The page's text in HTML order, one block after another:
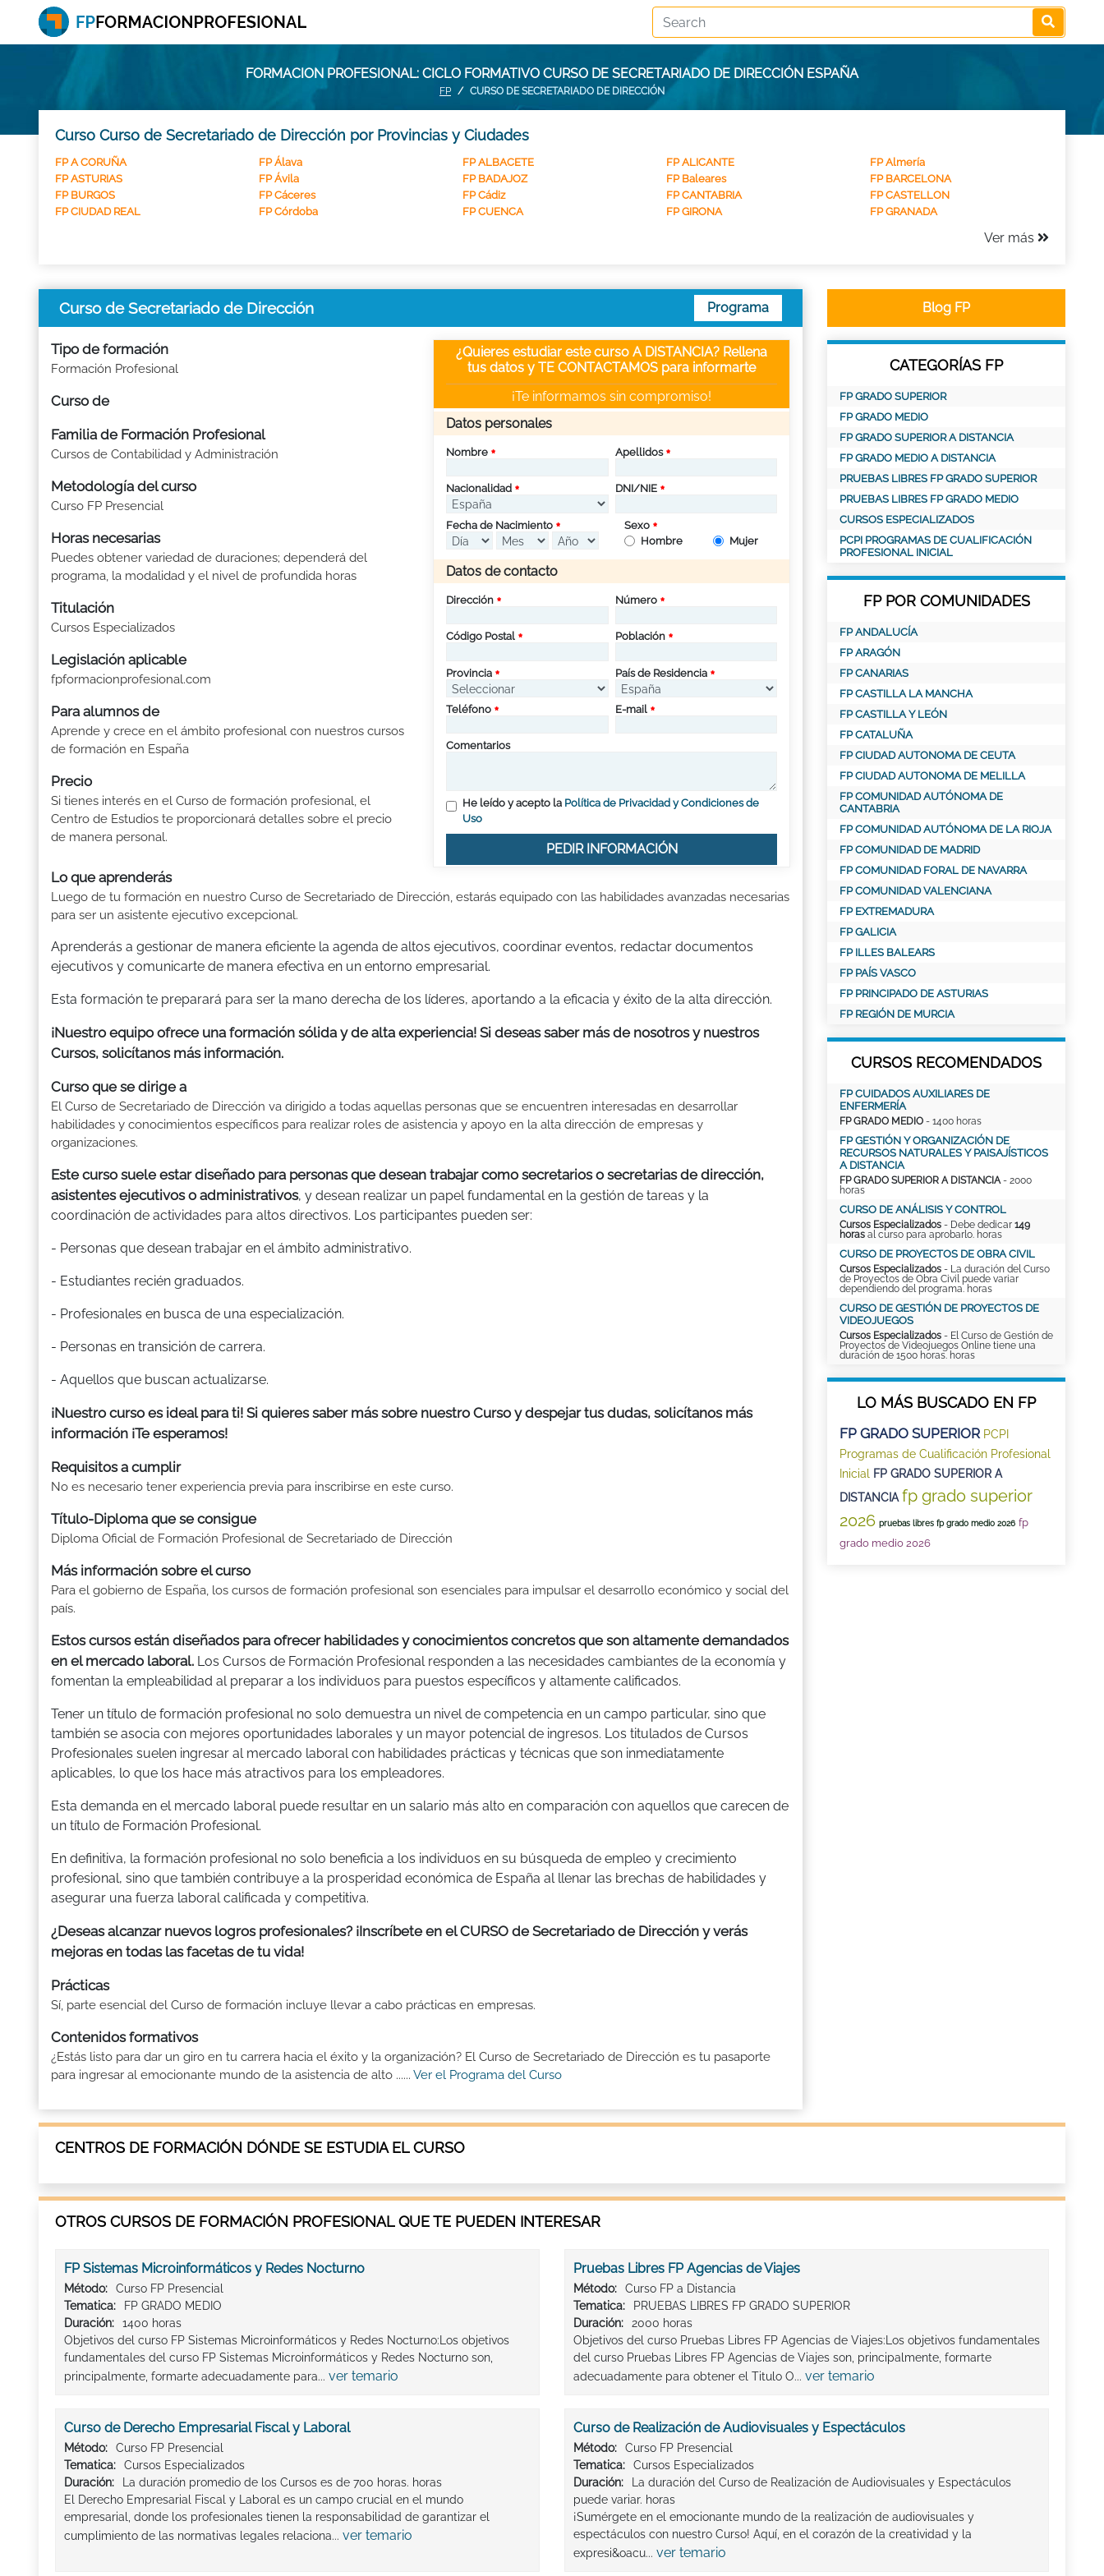
FORMACION PROFESIONAL: CICLO FORMATIVO CURSO DE SECRETARIADO DE DIRECCIÓN ESPAÑA
FP CURSO DE SECRETARIADO DE DIRECCIÓN
Curso Curso de Secretariado de Dirección por Provincias y Ciudades
FP A CORUÑA FP Álava FP ALBACETE FP ALICANTE
FP Almería
FP ASTURIAS
FP Ávila FP BADAJOZ FP Baleares
FP BARCELONA
FP BURGOS
FP Cáceres FP Cádiz FP CANTABRIA
FP CASTELLON
FP CIUDAD REAL
FP Córdoba FP CUENCA FP GIRONA FP GRANADA
Ver más
Curso de Secretariado de Dirección Programa
Tipo de formación
Formación Profesional
Curso de
Familia de Formación Profesional
Cursos de Contabilidad y Administración
Metodología del curso
Curso FP Presencial
Horas necesarias
Puedes obtener variedad de duraciones; dependerá del
programa, la modalidad y el nivel de profundida horas
Titulación
Cursos Especializados
Legislación aplicable
fpformacionprofesional.com
Para alumnos de
Aprende y crece en el ámbito profesional con nuestros cursos
de formación en España
Precio
Si tienes interés en el Curso de formación profesional, el
Centro de Estudios te proporcionará detalles sobre el precio
de manera personal.
¿Quieres estudiar este curso A DISTANCIA? Rellena
tus datos y TE CONTACTAMOS para informarte
¡Te informamos sin compromiso!
Datos personales
Nombre Apellidos
Nacionalidad DNI/NIE
Fecha de Nacimiento
Sexo
Hombre
Mujer
Datos de contacto
Dirección Número
Código Postal Población
Provincia País de Residencia
Teléfono E-mail
Comentarios
He leído y acepto la Política de Privacidad y Condiciones de
Uso
PEDIR INFORMACIÓN
Lo que aprenderás
Luego de tu formación en nuestro Curso de Secretariado de Dirección, estarás equipado con las habilidades avanzadas necesarias
para ser un asistente ejecutivo excepcional.
Aprenderás a gestionar de manera eficiente la agenda de altos ejecutivos, coordinar eventos, redactar documentos
ejecutivos y comunicarte de manera efectiva en un entorno empresarial.
Esta formación te preparará para ser la mano derecha de los líderes, aportando a la eficacia y éxito de la alta dirección.
¡Nuestro equipo ofrece una formación sólida y de alta experiencia! Si deseas saber más de nosotros y nuestros
Cursos, solicítanos más información.
Curso que se dirige a
El Curso de Secretariado de Dirección va dirigido a todas aquellas personas que se encuentren interesadas en desarrollar
habilidades y conocimientos específicos para realizar roles de asistencia y apoyo en la alta dirección de empresas y
organizaciones.
Este curso suele estar diseñado para personas que desean trabajar como secretarios o secretarias de dirección,
asistentes ejecutivos o administrativos, y desean realizar un papel fundamental en la gestión de tareas y la
coordinación de actividades para altos directivos. Los participantes pueden ser:
- Personas que desean trabajar en el ámbito administrativo.
- Estudiantes recién graduados.
- Profesionales en busca de una especialización.
- Personas en transición de carrera.
- Aquellos que buscan actualizarse.
¡Nuestro curso es ideal para ti! Si quieres saber más sobre nuestro Curso y despejar tus dudas, solicítanos más
información ¡Te esperamos!
Requisitos a cumplir
No es necesario tener experiencia previa para inscribirse en este curso.
Título-Diploma que se consigue
Diploma Oficial de Formación Profesional de Secretariado de Dirección
Más información sobre el curso
Para el gobierno de España, los cursos de formación profesional son esenciales para impulsar el desarrollo económico y social del
país.
Estos cursos están diseñados para ofrecer habilidades y conocimientos concretos que son altamente demandados
en el mercado laboral. Los Cursos de Formación Profesional responden a las necesidades cambiantes de la economía y
fomentan la empleabilidad al preparar a los individuos para puestos específicos y altamente calificados.
Tener un título de formación profesional no solo demuestra un nivel de competencia en un campo particular, sino que
también se asocia con mejores oportunidades laborales y un mayor potencial de ingresos. Los titulados de Cursos
Profesionales suelen ingresar al mercado laboral con habilidades prácticas y técnicas que son inmediatamente
aplicables, lo que los hace más atractivos para los empleadores.
Esta demanda en el mercado laboral puede resultar en un salario más alto en comparación con aquellos que carecen de
un título de Formación Profesional.
En definitiva, la formación profesional no solo beneficia a los individuos en su búsqueda de empleo y crecimiento
profesional, sino que también contribuye a la prosperidad económica de España al llenar las brechas de habilidades y
asegurar una fuerza laboral calificada y competitiva.
¿Deseas alcanzar nuevos logros profesionales? ¡Inscríbete en el CURSO de Secretariado de Dirección y verás
mejoras en todas las facetas de tu vida!
Prácticas
Sí, parte esencial del Curso de formación incluye llevar a cabo prácticas en empresas.
Contenidos formativos
¿Estás listo para dar un giro en tu carrera hacia el éxito y la organización? El Curso de Secretariado de Dirección es tu pasaporte
para ingresar al emocionante mundo de la asistencia de alto ...... Ver el Programa del Curso
Blog FP
CATEGORÍAS FP
FP GRADO SUPERIOR
FP GRADO MEDIO
FP GRADO SUPERIOR A DISTANCIA
FP GRADO MEDIO A DISTANCIA
PRUEBAS LIBRES FP GRADO SUPERIOR
PRUEBAS LIBRES FP GRADO MEDIO
CURSOS ESPECIALIZADOS
PCPI PROGRAMAS DE CUALIFICACIÓN
PROFESIONAL INICIAL
FP POR COMUNIDADES
FP ANDALUCÍA
FP ARAGÓN
FP CANARIAS
FP CASTILLA LA MANCHA
FP CASTILLA Y LEÓN
FP CATALUÑA
FP CIUDAD AUTONOMA DE CEUTA
FP CIUDAD AUTONOMA DE MELILLA
FP COMUNIDAD AUTÓNOMA DE
CANTABRIA
FP COMUNIDAD AUTÓNOMA DE LA RIOJA
FP COMUNIDAD DE MADRID
FP COMUNIDAD FORAL DE NAVARRA
FP COMUNIDAD VALENCIANA
FP EXTREMADURA
FP GALICIA
FP ILLES BALEARS
FP PAÍS VASCO
FP PRINCIPADO DE ASTURIAS
FP REGIÓN DE MURCIA
CURSOS RECOMENDADOS
FP CUIDADOS AUXILIARES DE
ENFERMERÍA
FP GRADO MEDIO - 1400 horas
FP GESTIÓN Y ORGANIZACIÓN DE
RECURSOS NATURALES Y PAISAJÍSTICOS
A DISTANCIA
FP GRADO SUPERIOR A DISTANCIA- 2000
horas
CURSO DE ANÁLISIS Y CONTROL
Cursos Especializados - Debe dedicar 149
horas al curso para aprobarlo. horas
CURSO DE PROYECTOS DE OBRA CIVIL
Cursos Especializados - La duración del Curso
de Proyectos de Obra Civil puede variar
dependiendo del programa. horas
CURSO DE GESTIÓN DE PROYECTOS DE
VIDEOJUEGOS
Cursos Especializados - El Curso de Gestión de
Proyectos de Videojuegos Online tiene una
duración de 1500 horas. horas
LO MÁS BUSCADO EN FP
FP GRADO SUPERIOR PCPI
Programas de Cualificación Profesional
Inicial
FP GRADO SUPERIOR A
DISTANCIA fp grado superior
2026 pruebas libres fp grado medio 2026 fp
grado medio 2026
CENTROS DE FORMACIÓN DÓNDE SE ESTUDIA EL CURSO
OTROS CURSOS DE FORMACIÓN PROFESIONAL QUE TE PUEDEN INTERESAR
FP Sistemas Microinformáticos y Redes Nocturno
Método:
Curso FP Presencial
Tematica:
FP GRADO MEDIO
Duración:
1400 horas
Objetivos del curso FP Sistemas Microinformáticos y Redes Nocturno:Los objetivos
fundamentales del curso FP Sistemas Microinformáticos y Redes Nocturno son,
principalmente, formarte adecuadamente para... ver temario
Pruebas Libres FP Agencias de Viajes
Método:
Curso FP a Distancia
Tematica:
PRUEBAS LIBRES FP GRADO SUPERIOR
Duración:
2000 horas
Objetivos del curso Pruebas Libres FP Agencias de Viajes:Los objetivos fundamentales
del curso Pruebas Libres FP Agencias de Viajes son, principalmente, formarte
adecuadamente para obtener el Titulo O... ver temario
Curso de Derecho Empresarial Fiscal y Laboral
Método:
Curso FP Presencial
Tematica:
Cursos Especializados
Duración:
La duración promedio de los Cursos es de 700 horas. horas
El Derecho Empresarial Fiscal y Laboral es un campo crucial en el mundo
empresarial, donde los profesionales tienen la responsabilidad de garantizar el
cumplimiento de las normativas legales relaciona... ver temario
Curso de Realización de Audiovisuales y Espectáculos
Método:
Curso FP Presencial
Tematica:
Cursos Especializados
Duración:
La duración del Curso de Realización de Audiovisuales y Espectáculos
puede variar. horas
¡Sumérgete en el emocionante mundo de la realización de audiovisuales y
espectáculos con nuestro Curso! Aquí, en el corazón de la creatividad y la
expresi&oacu... ver temario